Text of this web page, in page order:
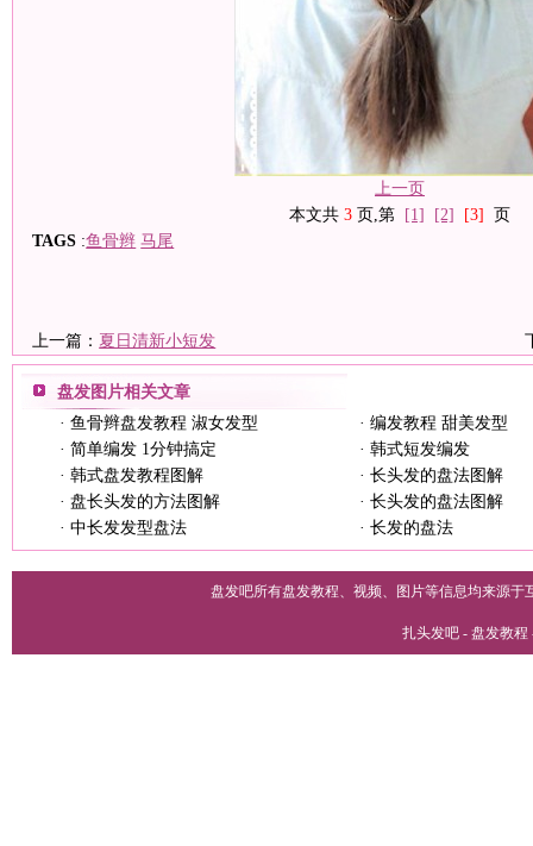
上一页
本文共 3 页,第 [1] [2] [3]
页
TAGS :鱼骨辫 马尾
上一篇： 夏日清新小短发
盘发图片相关文章
· 鱼骨辫盘发教程 淑女发型 · 编发教程 甜美发型
· 简单编发 1分钟搞定 · 韩式短发编发
· 韩式盘发教程图解 · 长头发的盘法图解
· 盘长头发的方法图解 · 长头发的盘法图解
· 中长发发型盘法 · 长发的盘法
盘发吧所有盘发教程、视频、图片等信息均来源
扎头发吧 - 盘发教